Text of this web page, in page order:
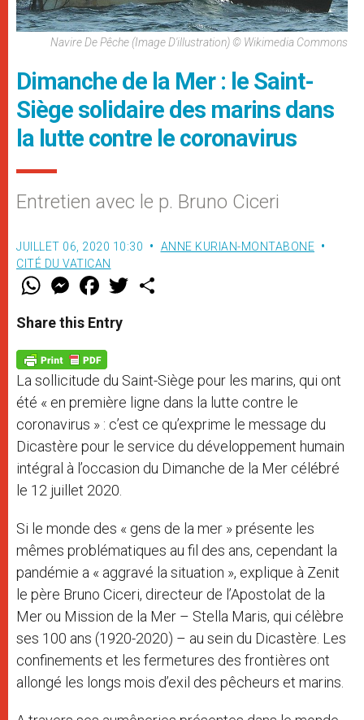
Navire De Pêche (image D'illustration) © Wikimedia Commons
Dimanche de la Mer : le Saint-
Siège solidaire des marins dans
la lutte contre le coronavirus
Entretien avec le p. Bruno Ciceri
JUILLET 06, 2020 10:30
ANNE KURIAN-MONTABONE
CITÉ DU VATICAN
W
t
s
p
p
M
e
s
e
g
e
r
F
a
e
b
o
k
w
Share this Entry
La sollicitude du Saint-Siège pour les marins, qui ont
été « en première ligne dans la lutte contre le
coronavirus » : c’est ce qu’exprime le message du
Dicastère pour le service du développement humain
intégral à l’occasion du Dimanche de la Mer célébré
le 12 juillet 2020.
Si le monde des « gens de la mer » présente les
mêmes problématiques au fil des ans, cependant la
pandémie a « aggravé la situation », explique à Zenit
le père Bruno Ciceri, directeur de l’Apostolat de la
Mer ou Mission de la Mer – Stella Maris, qui célèbre
ses 100 ans (1920-2020) – au sein du Dicastère. Les
confinements et les fermetures des frontières ont
allongé les longs mois d’exil des pêcheurs et marins.